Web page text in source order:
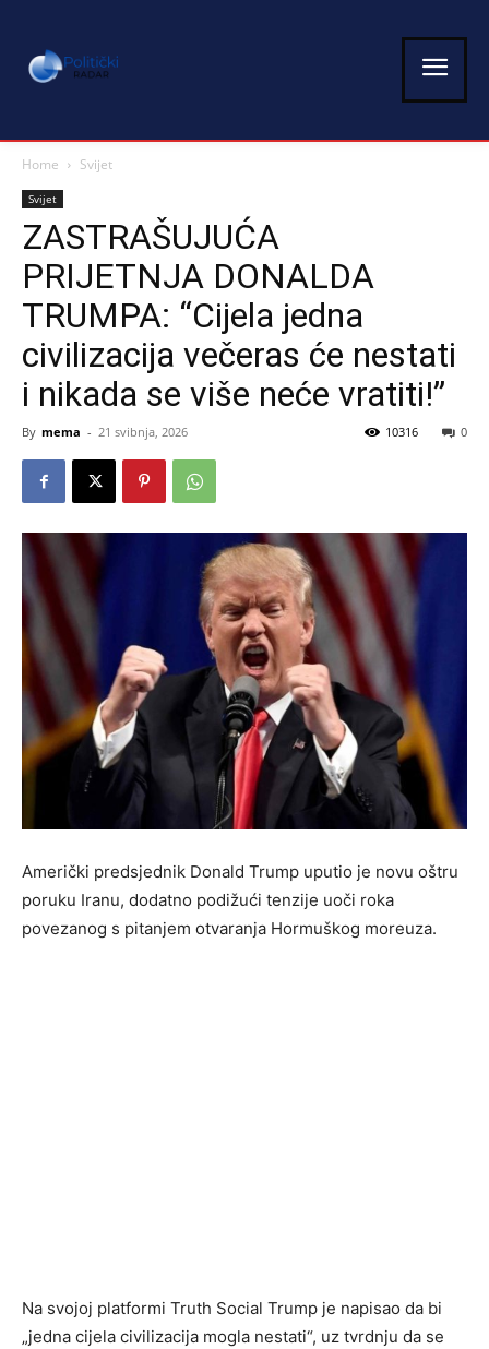
Home Svijet
Svijet
ZASTRAŠUJUĆA
PRIJETNJA DONALDA
TRUMPA: “Cijela jedna
civilizacija večeras će nestati
i nikada se više neće vratiti!”
By mema - 21 svibnja, 2026 0
10316
Američki predsjednik Donald Trump uputio je novu oštru
poruku Iranu, dodatno podižući tenzije uoči roka
povezanog s pitanjem otvaranja Hormuškog moreuza.
Na svojoj platformi Truth Social Trump je napisao da bi
„jedna cijela civilizacija mogla nestati“, uz tvrdnju da se